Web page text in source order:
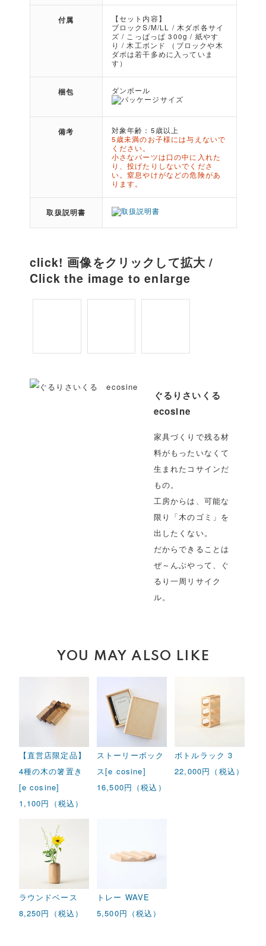
付属
【セット内容】
ブロックS/M/LL / 木ダボ各サイ
ズ / こっぱっぱ 300g / 紙やす
り / 木工ボンド （ブロックや木
ダボは若干多めに入っていま
す）
梱包 ダンボール
備考
対象年齢：5歳以上
5歳未満のお子様には与えないで
ください。
小さなパーツは口の中に入れた
り、投げたりしないでくださ
い。窒息やけがなどの危険があ
ります。
取扱説明書
click! 画像をクリックして拡大 /
Click the image to enlarge
ぐるりさいくる
ecosine
家具づくりで残る材
料がもったいなくて
生まれたコサインだ
もの。
工房からは、可能な
限り「木のゴミ」を
出したくない。
だからできることは
ぜ～んぶやって、ぐ
るり一周リサイク
ル。
YOU MAY ALSO LIKE
【直営店限定品】
4種の木の箸置き
[e cosine]
1,100円（税込）
ストーリーボック
ス[e cosine]
16,500円（税込）
ボトルラック 3
22,000円（税込）
ラウンドベース
8,250円（税込）
トレー WAVE
5,500円（税込）